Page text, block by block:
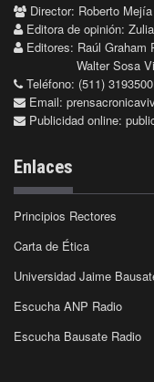
Director: Roberto
Editora de opinión:
Editores: Raúl Graham
Walter Sosa
Teléfono: (511) 3193500
Email:
Publicidad online:
Enlaces
Principios Rectores
Carta de Ética
Universidad Jaime
Escucha ANP Radio
Escucha Bausate Radio